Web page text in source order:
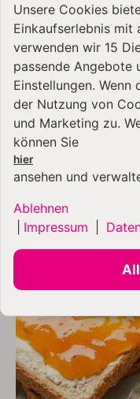
zahlreichen
leicht machen.
dieses Toasters und
köstlichem,perfekt
Unsere Cookies
Einkaufserlebnis mit
verwenden wir 15
passende Angebote
Einstellungen.
der Nutzung von
und Marketing zu.
können Sie
hier
ansehen und
Ablehnen
Impressum